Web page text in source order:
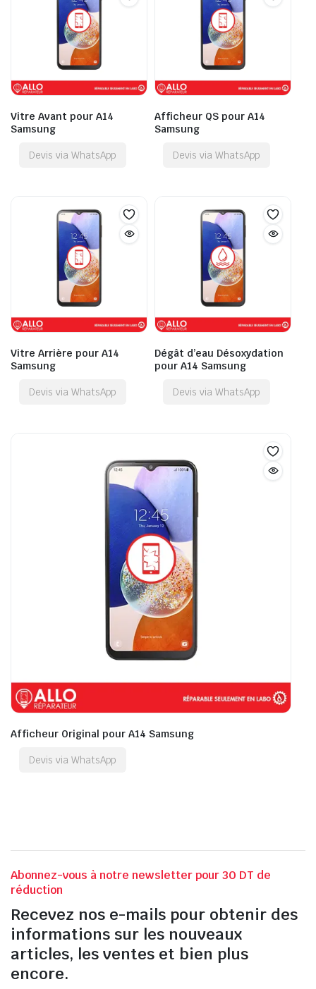
Vitre Avant pour A14
Samsung
Devis via WhatsApp
Afficheur QS pour A14
Samsung
Devis via WhatsApp
Vitre Arrière pour A14
Samsung
Devis via WhatsApp
Dégât d’eau Désoxydation
pour A14 Samsung
Devis via WhatsApp
Afficheur Original pour A14 Samsung
Devis via WhatsApp
Abonnez-vous à notre newsletter pour 30 DT de
réduction
Recevez nos e-mails pour obtenir des
informations sur les nouveaux
articles, les ventes et bien plus
encore.